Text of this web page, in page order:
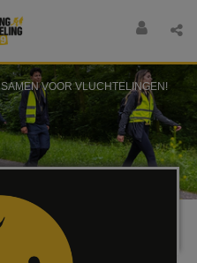
SAMEN VOOR VLUCHTELINGEN!